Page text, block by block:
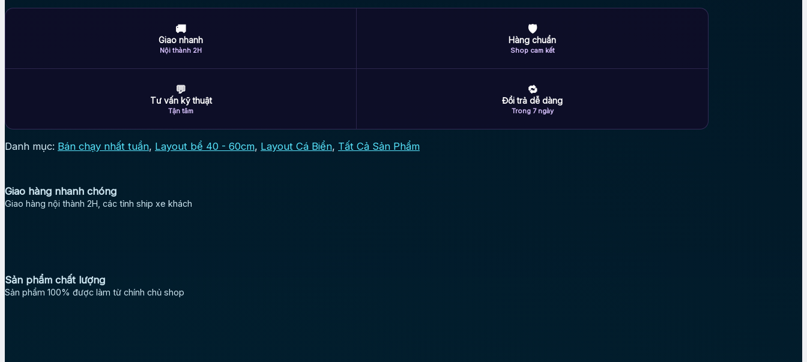
🚚
Giao nhanh
Nội thành 2H
🛡
Hàng chuẩn
Shop cam kết
💬
Tư vấn kỹ thuật
Tận tâm
🔁
Đổi trả dễ dàng
Trong 7 ngày
Danh mục: Bán chạy nhất tuần, Layout bể 40 - 60cm, Layout Cá Biển, Tất Cả Sản Phẩm
Giao hàng nhanh chóng
Giao hàng nội thành 2H, các tỉnh ship xe khách
Sản phẩm chất lượng
Sản phẩm 100% được làm từ chính chủ shop